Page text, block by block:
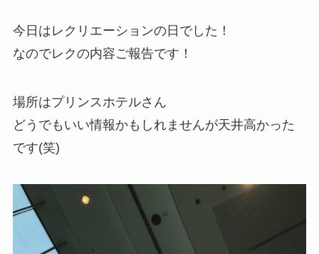
今日はレクリエーションの日でした！
なのでレクの内容ご報告です！
場所はプリンスホテルさん
どうでもいい情報かもしれませんが天井高かった
です(笑)